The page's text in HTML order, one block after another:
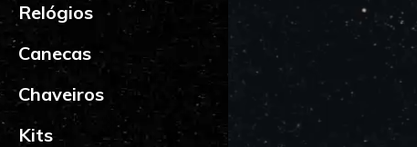
Relógios
Canecas
Chaveiros
Kits